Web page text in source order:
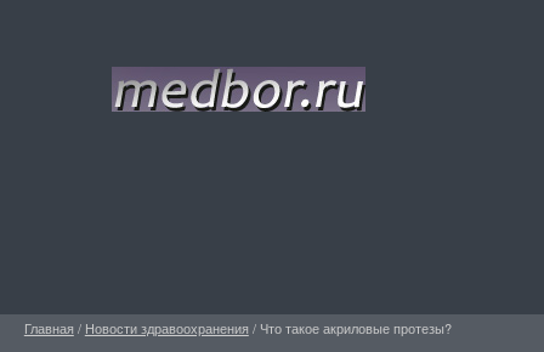
Главная / Новости здравоохранения / Что такое акриловые протезы?